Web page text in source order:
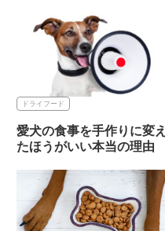
ドライフード
愛犬の食事を手作りに変え
たほうがいい本当の理由